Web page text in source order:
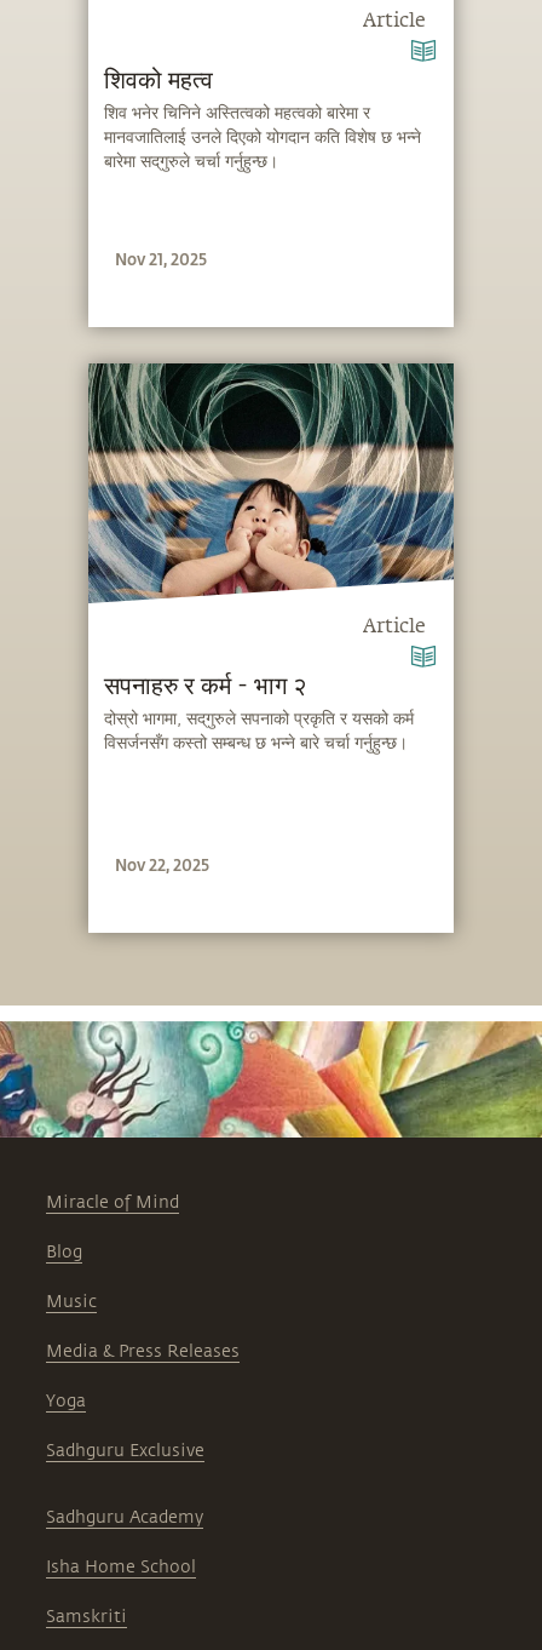
Article
शिवको महत्व
शिव भनेर चिनिने अस्तित्वको महत्वको बारेमा र
मानवजातिलाई उनले दिएको योगदान कति विशेष छ भन्ने
बारेमा सद्‌गुरुले चर्चा गर्नुहुन्छ।
Nov 21, 2025
Article
सपनाहरु र कर्म - भाग २
दोस्रो भागमा, सद्‌गुरुले सपनाको प्रकृति र यसको कर्म
विसर्जनसँग कस्तो सम्बन्ध छ भन्ने बारे चर्चा गर्नुहुन्छ।
Nov 22, 2025
Miracle of Mind
Blog
Music
Media & Press Releases
Yoga
Sadhguru Exclusive
Sadhguru Academy
Isha Home School
Samskriti